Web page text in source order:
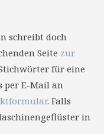
schreibt doch
Seite zur
für eine
per E-Mail an
. Falls
in